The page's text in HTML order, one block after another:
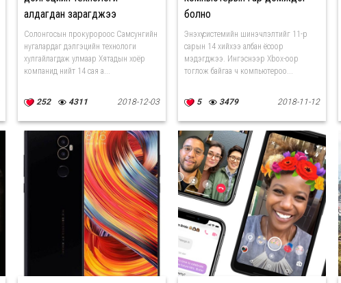
алдагдан зарагджээ
Солонгосын прокуророос Самсунгийн
нугалардаг дэлгэцийн технологи
хулгайлагдаж улмаар Хятадын хоёр
компанид нийт 14 сая а...
252 4311 2018-12-03
болно
Энэхүү системийн шинэчлэлтийг 11-р
сарын 14 хийхээ албан ёсоор
мэдэгджээ. Ингэснээр Xbox-оор
тоглож байгаа ч компьютероо...
5 3479 2018-11-12